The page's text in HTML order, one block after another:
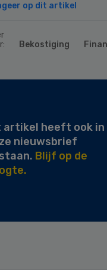
op dit artikel
Bekostiging
artikel heeft ook in
nieuwsbrief
Blijf op de